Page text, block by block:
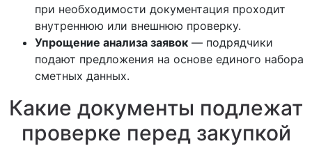
при необходимости документация проходит
внутреннюю или внешнюю проверку.
Упрощение анализа заявок — подрядчики
подают предложения на основе единого набора
сметных данных.
Какие документы подлежат
проверке перед закупкой